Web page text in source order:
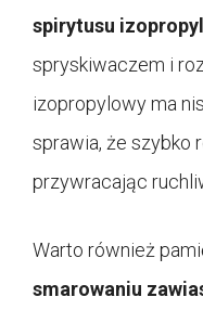
spirytusu
spryskiwaczem i
izopropylowy ma
sprawia, że szybko
przywracając
Warto również
smarowaniu